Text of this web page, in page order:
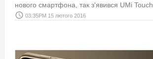
нового смартфона, так з'явився UMi Touch.
access_time 03:35PM 15 лютого 2016